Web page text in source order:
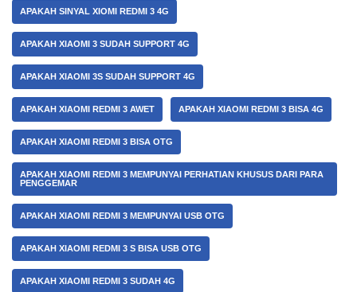
APAKAH SINYAL XIOMI REDMI 3 4G
APAKAH XIAOMI 3 SUDAH SUPPORT 4G
APAKAH XIAOMI 3S SUDAH SUPPORT 4G
APAKAH XIAOMI REDMI 3 AWET APAKAH XIAOMI REDMI 3 BISA 4G
APAKAH XIAOMI REDMI 3 BISA OTG
APAKAH XIAOMI REDMI 3 MEMPUNYAI PERHATIAN KHUSUS DARI PARA
PENGGEMAR
APAKAH XIAOMI REDMI 3 MEMPUNYAI USB OTG
APAKAH XIAOMI REDMI 3 S BISA USB OTG
APAKAH XIAOMI REDMI 3 SUDAH 4G